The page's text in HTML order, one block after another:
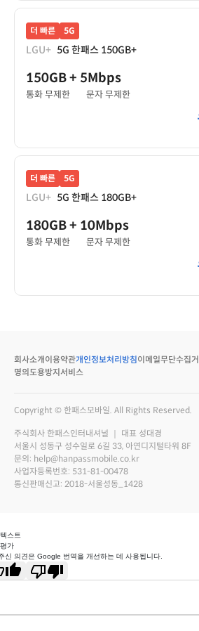
더 빠른 5G
LGU+ 5G 한패스 150GB+
150GB+ 5Mbps
통화 무제한 문자 무제한
더 빠른 5G
LGU+ 5G 한패스 180GB+
180GB+ 10Mbps
통화 무제한 문자 무제한
회사소개 이용약관개인정보처리방침이메일무단수집
명의도용방지서비스
Copyright © 한패스모바일. All Rights Reserved.
주식회사 한패스인터내셔널 ｜ 대표 성대경
서울시 성동구 성수일로 6길 33, 아연디지털타워 8F
문의: help@hanpassmobile.co.kr
사업자등록번호: 531-81-00478
통신판매신고: 2018-서울성동_1428
스트
가
신 의견은 Google 번역을 개선하는 데 사용됩니다.